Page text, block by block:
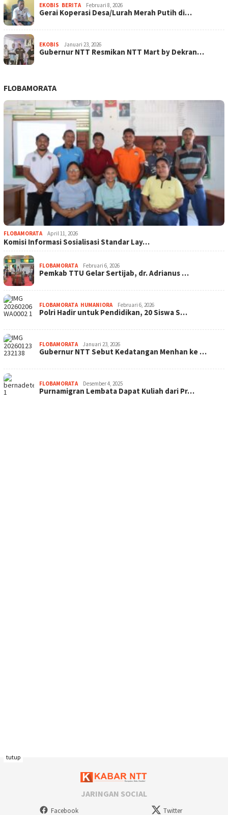
EKOBIS BERITA Februari 8, 2026
Gerai Koperasi Desa/Lurah Merah Putih di…
EKOBIS Januari 23, 2026
Gubernur NTT Resmikan NTT Mart by Dekran…
FLOBAMORATA
FLOBAMORATA April 11, 2026
Komisi Informasi Sosialisasi Standar Lay…
FLOBAMORATA Februari 6, 2026
Pemkab TTU Gelar Sertijab, dr. Adrianus …
FLOBAMORATA, HUMANIORA Februari 6, 2026
Polri Hadir untuk Pendidikan, 20 Siswa S…
FLOBAMORATA Januari 23, 2026
Gubernur NTT Sebut Kedatangan Menhan ke …
FLOBAMORATA Desember 4, 2025
Purnamigran Lembata Dapat Kuliah dari Pr…
JARINGAN SOCIAL
Facebook Twitter
tutup